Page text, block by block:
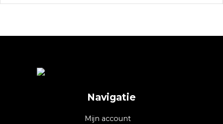
Navigatie
Mijn account